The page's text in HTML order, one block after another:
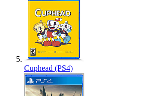
Cuphead (PS4)